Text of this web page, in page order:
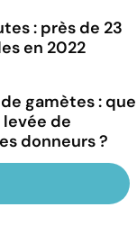
: près de 23
en 2022
gamètes : que
levée de
donneurs ?